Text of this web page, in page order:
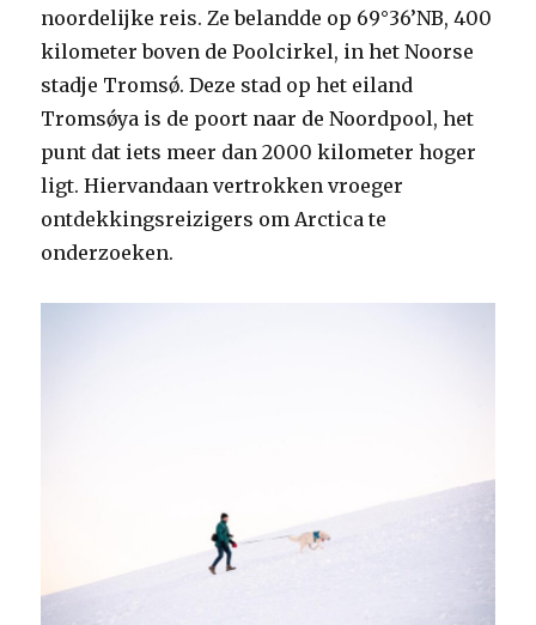
noordelijke reis. Ze belandde op 69°36’NB, 400
kilometer boven de Poolcirkel, in het Noorse
stadje Tromsǿ. Deze stad op het eiland
Tromsǿya is de poort naar de Noordpool, het
punt dat iets meer dan 2000 kilometer hoger
ligt. Hiervandaan vertrokken vroeger
ontdekkingsreizigers om Arctica te
onderzoeken.